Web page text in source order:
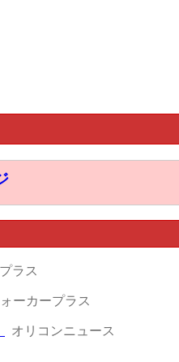
ラス
ーカープラス
オリコンニュース